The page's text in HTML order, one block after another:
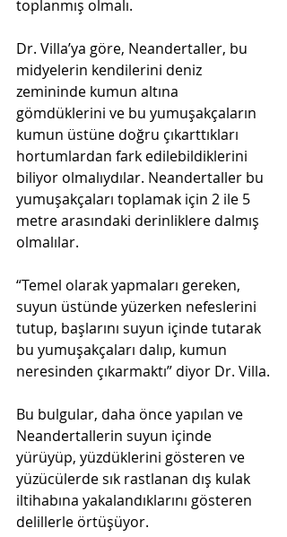
toplanmış olmalı.
Dr. Villa’ya göre, Neandertaller, bu
midyelerin kendilerini deniz
zemininde kumun altına
gömdüklerini ve bu yumuşakçaların
kumun üstüne doğru çıkarttıkları
hortumlardan fark edilebildiklerini
biliyor olmalıydılar. Neandertaller bu
yumuşakçaları toplamak için 2 ile 5
metre arasındaki derinliklere dalmış
olmalılar.
“Temel olarak yapmaları gereken,
suyun üstünde yüzerken nefeslerini
tutup, başlarını suyun içinde tutarak
bu yumuşakçaları dalıp, kumun
neresinden çıkarmaktı” diyor Dr. Villa.
Bu bulgular, daha önce yapılan ve
Neandertallerin suyun içinde
yürüyüp, yüzdüklerini gösteren ve
yüzücülerde sık rastlanan dış kulak
iltihabına yakalandıklarını gösteren
delillerle örtüşüyor.